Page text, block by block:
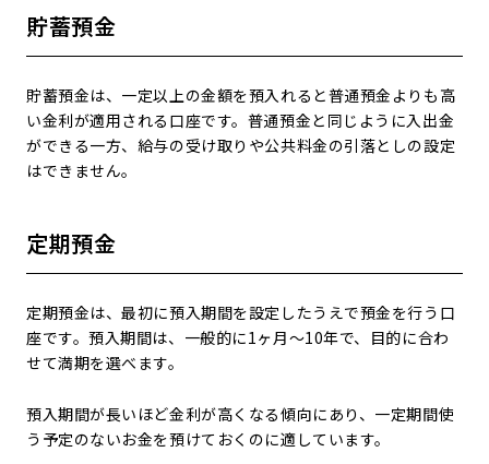
貯蓄預金
貯蓄預金は、一定以上の金額を預入れると普通預金よりも高
い金利が適用される口座です。普通預金と同じように入出金
ができる一方、給与の受け取りや公共料金の引落としの設定
はできません。
定期預金
定期預金は、最初に預入期間を設定したうえで預金を行う口
座です。預入期間は、一般的に1ヶ月～10年で、目的に合わ
せて満期を選べます。
預入期間が長いほど金利が高くなる傾向にあり、一定期間使
う予定のないお金を預けておくのに適しています。